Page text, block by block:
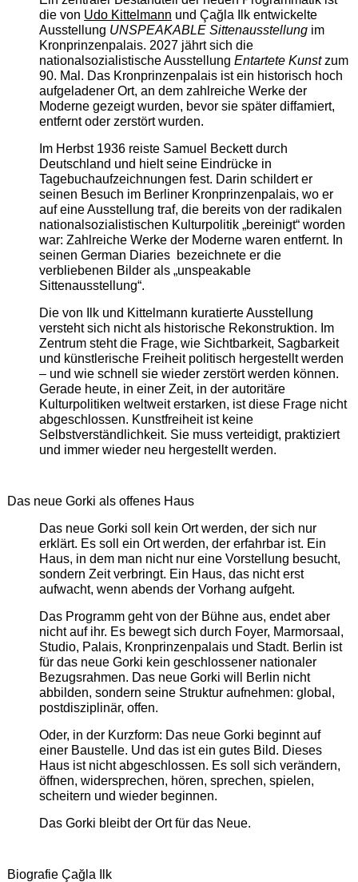
die von Udo Kittelmann und Çağla Ilk entwickelte
Ausstellung UNSPEAKABLE Sittenausstellungim
Kronprinzenpalais. 2027 jährt sich die
nationalsozialistische Ausstellung Entartete Kunstzum
90. Mal. Das Kronprinzenpalais ist ein historisch hoch
aufgeladener Ort, an dem zahlreiche Werke der
Moderne gezeigt wurden, bevor sie später diffamiert,
entfernt oder zerstört wurden.
Im Herbst 1936 reiste Samuel Beckett durch
Deutschland und hielt seine Eindrücke in
Tagebuchaufzeichnungen fest. Darin schildert er
seinen Besuch im Berliner Kronprinzenpalais, wo er
auf eine Ausstellung traf, die bereits von der radikalen
nationalsozialistischen Kulturpolitik „bereinigt“ worden
war: Zahlreiche Werke der Moderne waren entfernt. In
seinen German Diaries bezeichnete er die
verbliebenen Bilder als „unspeakable
Sittenausstellung“.
Die von Ilk und Kittelmann kuratierte Ausstellung
versteht sich nicht als historische Rekonstruktion. Im
Zentrum steht die Frage, wie Sichtbarkeit, Sagbarkeit
und künstlerische Freiheit politisch hergestellt werden
– und wie schnell sie wieder zerstört werden können.
Gerade heute, in einer Zeit, in der autoritäre
Kulturpolitiken weltweit erstarken, ist diese Frage nicht
abgeschlossen. Kunstfreiheit ist keine
Selbstverständlichkeit. Sie muss verteidigt, praktiziert
und immer wieder neu hergestellt werden.
Das neue Gorki als offenes Haus
Das neue Gorki soll kein Ort werden, der sich nur
erklärt. Es soll ein Ort werden, der erfahrbar ist. Ein
Haus, in dem man nicht nur eine Vorstellung besucht,
sondern Zeit verbringt. Ein Haus, das nicht erst
aufwacht, wenn abends der Vorhang aufgeht.
Das Programm geht von der Bühne aus, endet aber
nicht auf ihr. Es bewegt sich durch Foyer, Marmorsaal,
Studio, Palais, Kronprinzenpalais und Stadt. Berlin ist
für das neue Gorki kein geschlossener nationaler
Bezugsrahmen. Das neue Gorki will Berlin nicht
abbilden, sondern seine Struktur aufnehmen: global,
postdisziplinär, offen.
Oder, in der Kurzform: Das neue Gorki beginnt auf
einer Baustelle. Und das ist ein gutes Bild. Dieses
Haus ist nicht abgeschlossen. Es soll sich verändern,
öffnen, widersprechen, hören, sprechen, spielen,
scheitern und wieder beginnen.
Das Gorki bleibt der Ort für das Neue.
Biografie Çağla Ilk